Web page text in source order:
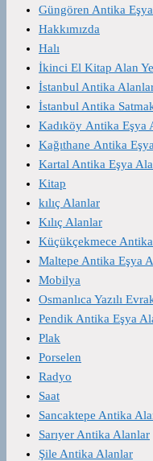
Güngören Antika
Hakkımızda
Halı
İkinci El Kitap Alan
İstanbul Antika
İstanbul Antika
Kadıköy Antika Eşya
Kağıthane Antika
Kartal Antika Eşya
Kitap
kılıç Alanlar
Kılıç Alanlar
Küçükçekmece
Maltepe Antika Eşya
Mobilya
Osmanlıca Yazılı
Pendik Antika Eşya
Plak
Porselen
Radyo
Saat
Sancaktepe Antika
Sarıyer Antika Alanlar
Şile Antika Alanlar